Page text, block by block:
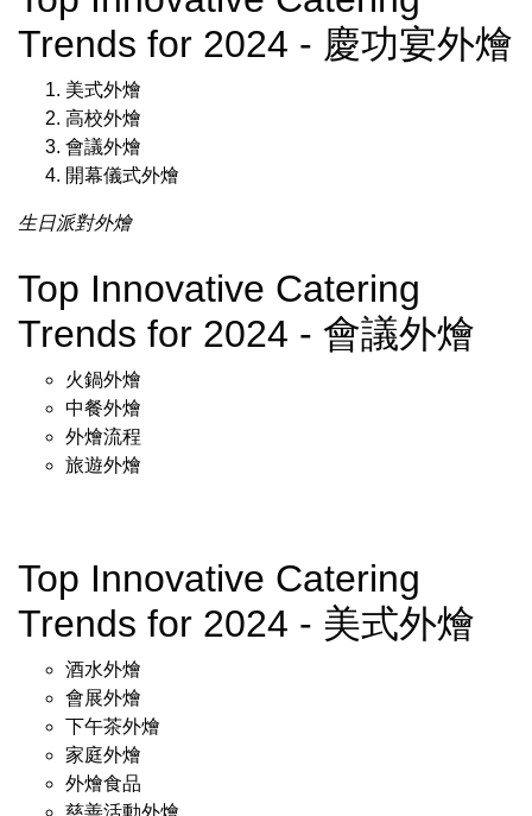
Trends for 2024 - 慶功宴外燴
美式外燴
高校外燴
會議外燴
開幕儀式外燴
生日派對外燴
Top Innovative Catering
Trends for 2024 - 會議外燴
火鍋外燴
中餐外燴
外燴流程
旅遊外燴
Top Innovative Catering
Trends for 2024 - 美式外燴
酒水外燴
會展外燴
下午茶外燴
家庭外燴
外燴食品